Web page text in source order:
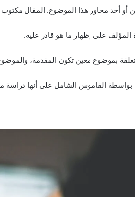
أحد محاور هذا الموضوع. المقال
المؤلف على إظهار ما هو قادر عليه.
بموضوع معين تكون المقدمة،
بواسطة القاموس الشامل على أنها